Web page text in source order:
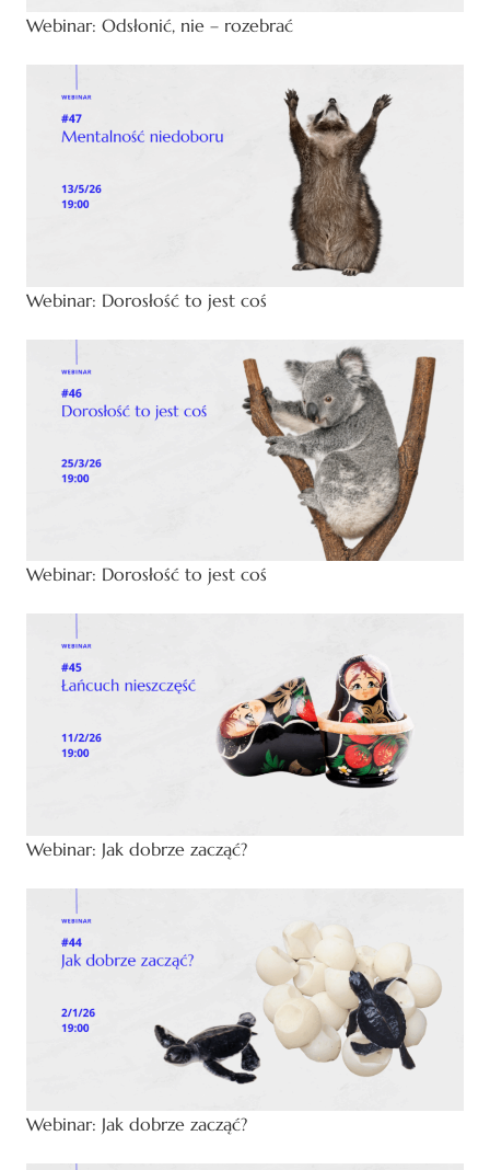
Webinar: Odsłonić, nie – rozebrać
Webinar: Dorosłość to jest coś
Webinar: Dorosłość to jest coś
Webinar: Jak dobrze zacząć?
Webinar: Jak dobrze zacząć?